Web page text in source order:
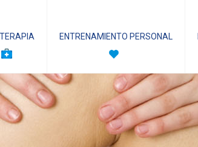
ENTRENAMIENTO PERSONAL